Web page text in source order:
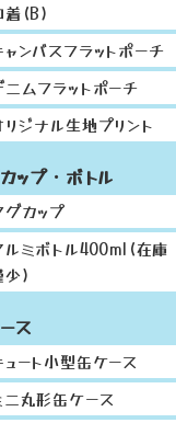
着(B)
ャンバスフラットポーチ
ニムフラットポーチ
リジナル生地プリント
ップ・ボトル
グカップ
ルミボトル400ml(在庫
少)
ス
ュート小型缶ケース
ニ丸形缶ケース